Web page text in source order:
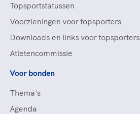
Topsportstatussen
Voorzieningen voor topsporters
Downloads en links voor topsporters
Atletencommissie
Voor bonden
Thema's
Agenda